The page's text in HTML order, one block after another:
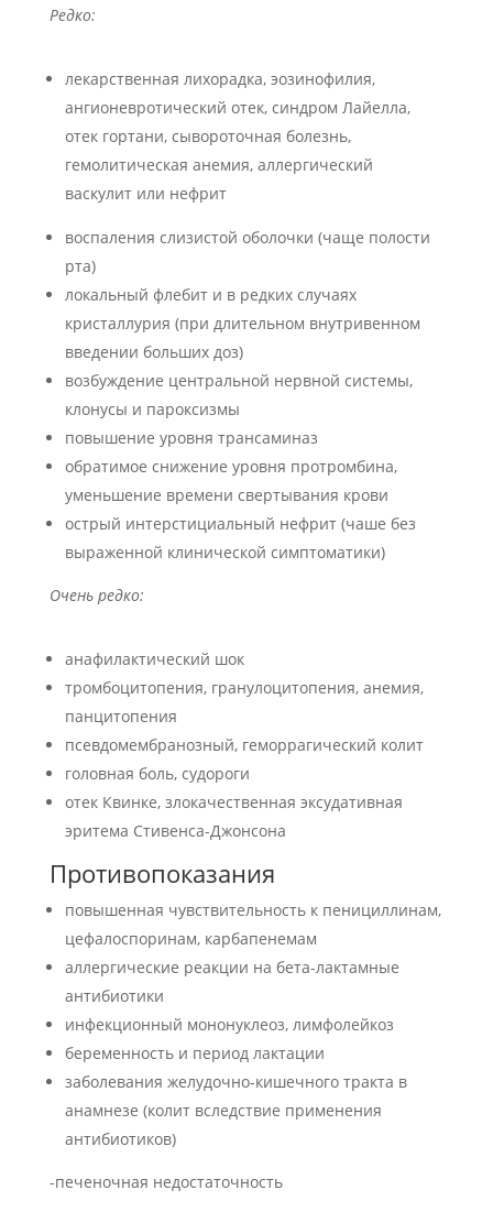
Редко:
лекарственная лихорадка, эозинофилия,
ангионевротический отек, синдром Лайелла,
отек гортани, сывороточная болезнь,
гемолитическая анемия, аллергический
васкулит или нефрит
воспаления слизистой оболочки (чаще полости
рта)
локальный флебит и в редких случаях
кристаллурия (при длительном внутривенном
введении больших доз)
возбуждение центральной нервной системы,
клонусы и пароксизмы
повышение уровня трансаминаз
обратимое снижение уровня протромбина,
уменьшение времени свертывания крови
острый интерстициальный нефрит (чаше без
выраженной клинической симптоматики)
Очень редко:
анафилактический шок
тромбоцитопения, гранулоцитопения, анемия,
панцитопения
псевдомембранозный, геморрагический колит
головная боль, судороги
отек Квинке, злокачественная эксудативная
эритема Стивенса-Джонсона
Противопоказания
повышенная чувствительность к пенициллинам,
цефалоспоринам, карбапенемам
аллергические реакции на бета-лактамные
антибиотики
инфекционный мононуклеоз, лимфолейкоз
беременность и период лактации
заболевания желудочно-кишечного тракта в
анамнезе (колит вследствие применения
антибиотиков)
-печеночная недостаточность